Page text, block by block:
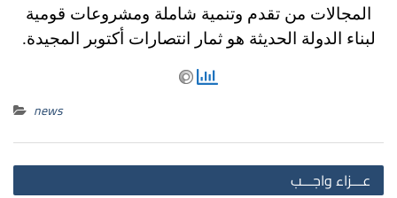
المجالات من تقدم وتنمية شاملة ومشروعات قومية
لبناء الدولة الحديثة هو ثمار انتصارات أكتوبر المجيدة.
news
عـــزاء واجـــب